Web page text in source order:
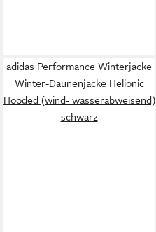
adidas Performance Winterjacke
Winter-Daunenjacke Helionic
Hooded (wind- wasserabweisend)
schwarz